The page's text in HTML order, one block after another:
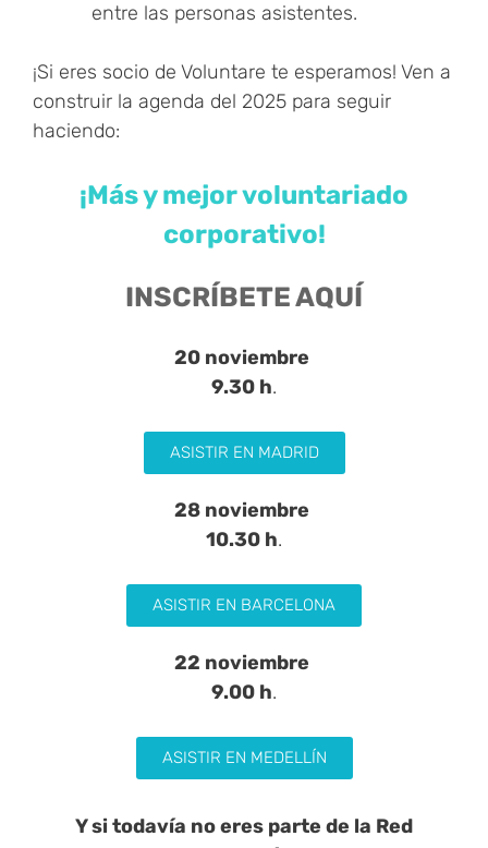
entre las personas asistentes.
¡Si eres socio de Voluntare te esperamos! Ven a
construir la agenda del 2025 para seguir
haciendo:
¡Más y mejor voluntariado
corporativo!
INSCRÍBETE AQUÍ
20 noviembre
9.30 h.
ASISTIR EN MADRID
28 noviembre
10.30 h.
ASISTIR EN BARCELONA
22 noviembre
9.00 h.
ASISTIR EN MEDELLÍN
Y si todavía no eres parte de la Red